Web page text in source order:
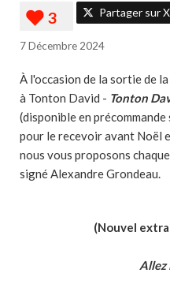
Partager sur X
7 Décembre 2024
À l'occasion de la sortie de
à Tonton David - Tonton
(disponible en précommande
pour le recevoir avant Noël
nous vous proposons
signé Alexandre Grondeau.
(Nouvel
Allez